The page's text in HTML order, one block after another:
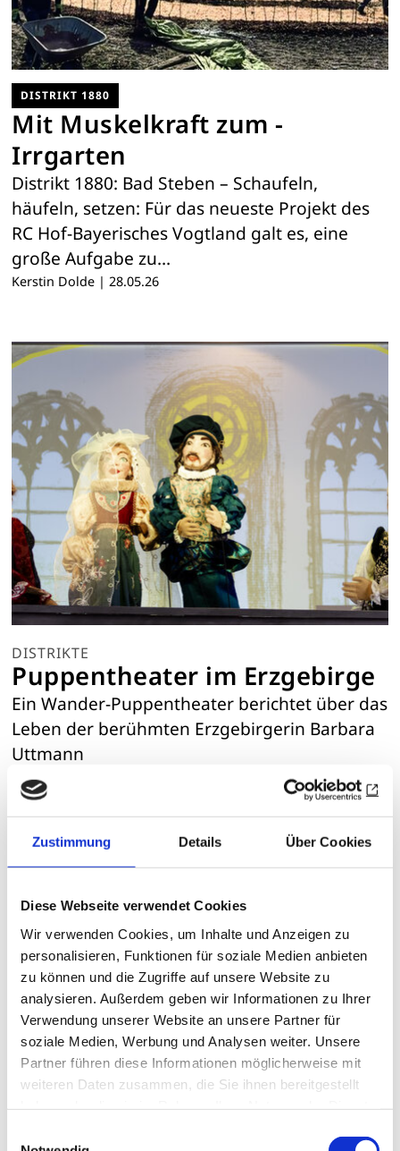
Zustimmung Details Über Cookies
Diese Webseite verwendet Cookies
Wir verwenden Cookies, um Inhalte und Anzeigen zu
personalisieren, Funktionen für soziale Medien anbieten
zu können und die Zugriffe auf unsere Website zu
analysieren. Außerdem geben wir Informationen zu Ihrer
Verwendung unserer Website an unsere Partner für
soziale Medien, Werbung und Analysen weiter. Unsere
Partner führen diese Informationen möglicherweise mit
weiteren Daten zusammen, die Sie ihnen bereitgestellt
DISTRIKT 1880
Mit Muskelkraft zum ­
Irrgarten
Distrikt 1880: Bad Steben – Schaufeln,
häufeln, setzen: Für das neueste Projekt des
RC Hof-Bayerisches Vogtland galt es, eine
große Aufgabe zu…
Kerstin Dolde | 28.05.26
DISTRIKTE
Puppentheater im Erzgebirge
Ein Wander-Puppentheater berichtet über das
Leben der berühmten Erzgebirgerin Barbara
Uttmann
Petra Zönnchen